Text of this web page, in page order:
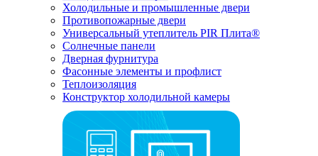
Холодильные и промышленные двери
Противопожарные двери
Универсальный утеплитель PIR Плита®
Солнечные панели
Дверная фурнитура
Фасонные элементы и профлист
Теплоизоляция
Конструктор холодильной камеры